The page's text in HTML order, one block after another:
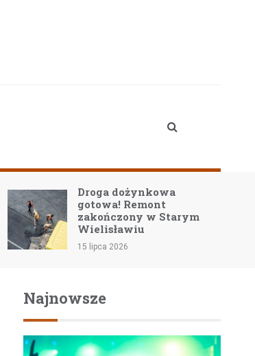
Droga dożynkowa
gotowa! Remont
zakończony w Starym
Wielisławiu
15 lipca 2026
Najnowsze